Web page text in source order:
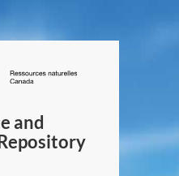
/
Canada
and